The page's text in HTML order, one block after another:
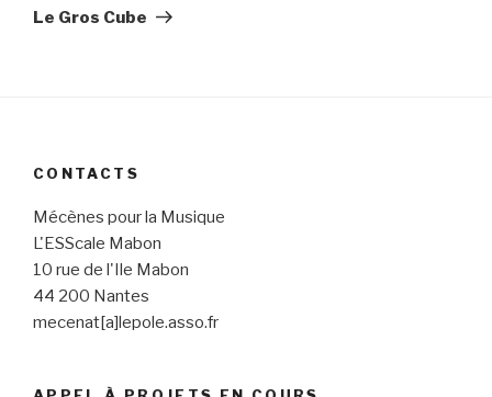
suivant
Le Gros Cube
CONTACTS
Mécènes pour la Musique
L'ESScale Mabon
10 rue de l'Ile Mabon
44 200 Nantes
mecenat[a]lepole.asso.fr